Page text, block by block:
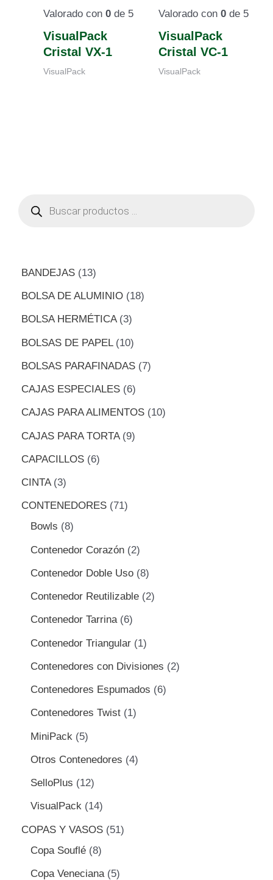
Valorado con 0 de 5
VisualPack
Cristal VX-1
VisualPack
Valorado con 0de 5
VisualPack
Cristal VC-1
VisualPack
d
p
o
u
c
o
BANDEJAS 13
BOLSA DE ALUMINIO 18
BOLSA HERMÉTICA 3
BOLSAS DE PAPEL 10
BOLSAS PARAFINADAS 7
CAJAS ESPECIALES 6
CAJAS PARA ALIMENTOS 10
CAJAS PARA TORTA 9
CAPACILLOS 6
CINTA 3
CONTENEDORES
71
Bowls
8
Contenedor Corazón 2
Contenedor Doble Uso 8
Contenedor Reutilizable 2
Contenedor Tarrina 6
Contenedor Triangular 1
Contenedores con Divisiones 2
Contenedores Espumados 6
Contenedores Twist 1
MiniPack 5
Otros Contenedores 4
SelloPlus 12
VisualPack 14
COPAS Y VASOS
51
Copa Souflé 8
Copa Veneciana 5